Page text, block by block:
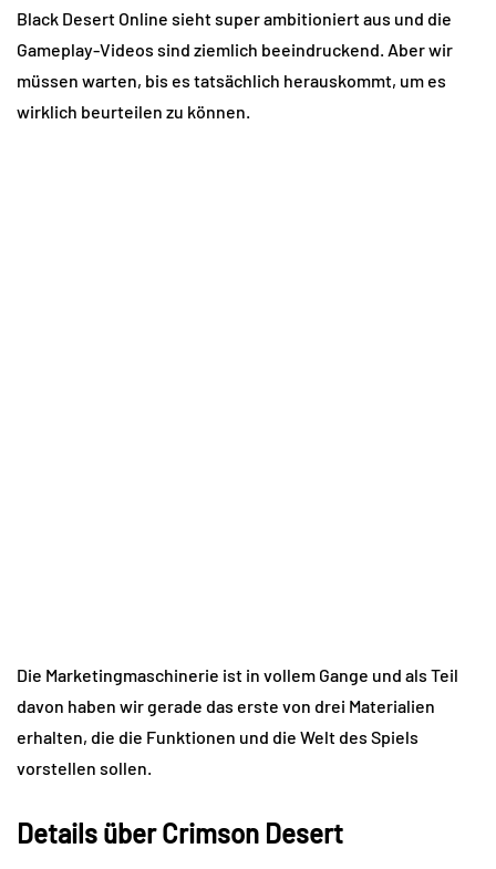
Black Desert Online sieht super ambitioniert aus und die
Gameplay-Videos sind ziemlich beeindruckend. Aber wir
müssen warten, bis es tatsächlich herauskommt, um es
wirklich beurteilen zu können.
Die Marketingmaschinerie ist in vollem Gange und als Teil
davon haben wir gerade das erste von drei Materialien
erhalten, die die Funktionen und die Welt des Spiels
vorstellen sollen.
Details über Crimson Desert